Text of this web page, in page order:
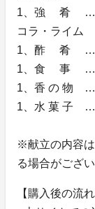
1、強 肴 …
コラ・ライム
1、酢 肴 …
1、食 事 …
1、香 の 物
1、水 菓 子 …
※献立の内容
る場合がござい
【購入後の流れ